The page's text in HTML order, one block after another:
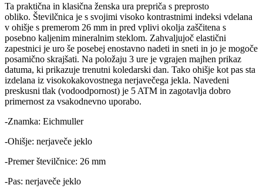
Ta praktična in klasična ženska ura prepriča s preprosto
obliko. Številčnica je s svojimi visoko kontrastnimi indeksi vdelana
v ohišje s premerom 26 mm in pred vplivi okolja zaščitena s
posebno kaljenim mineralnim steklom. Zahvaljujoč elastični
zapestnici je uro še posebej enostavno nadeti in sneti in jo je mogoče
posamično skrajšati. Na položaju 3 ure je vgrajen majhen prikaz
datuma, ki prikazuje trenutni koledarski dan. Tako ohišje kot pas sta
izdelana iz visokokakovostnega nerjavečega jekla. Navedeni
preskusni tlak (vodoodpornost) je 5 ATM in zagotavlja dobro
primernost za vsakodnevno uporabo.
-Znamka: Eichmuller
-Ohišje: nerjaveče jeklo
-Premer številčnice: 26 mm
-Pas: nerjaveče jeklo